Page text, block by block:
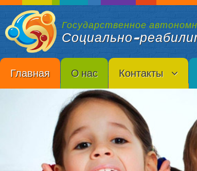
Государственное
Социально-
Главная О нас Контакты